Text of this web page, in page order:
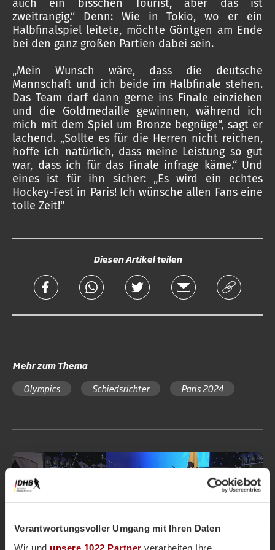
Verantwortungsvoller Umgang mit Ihren Daten
Wir und unsere 1022 Partner verarbeiten Ihre
auch ein bisschen Tourist, aber das ist
zweitrangig.“ Denn: Wie in Tokio, wo er ein
Halbfinalspiel leitete, möchte Göntgen am Ende
bei den ganz großen Partien dabei sein.
„Mein Wunsch wäre, dass die deutsche
Mannschaft und ich beide im Halbfinale stehen.
Das Team darf dann gerne ins Finale einziehen
und die Goldmedaille gewinnen, während ich
mich mit dem Spiel um Bronze begnüge“, sagt er
lachend. „Sollte es für die Herren nicht reichen,
hoffe ich natürlich, dass meine Leistung so gut
war, dass ich für das Finale infrage käme.“ Und
eines ist für ihn sicher: „Es wird ein echtes
Hockey-Fest in Paris! Ich wünsche allen Fans eine
tolle Zeit!“
Diesen Artikel teilen
Mehr zum Thema
Olympics
Schiedsrichter Paris 2024
Honamas NationalteamsMagazin Vor einem Jahr
Silbernes Lorbeerblatt für HONAMAS